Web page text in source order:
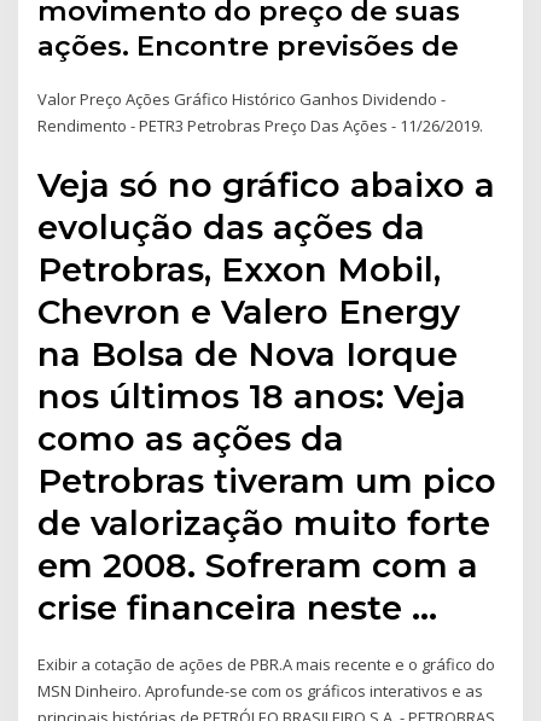
movimento do preço de suas
ações. Encontre previsões de
Valor Preço Ações Gráfico Histórico Ganhos Dividendo -
Rendimento - PETR3 Petrobras Preço Das Ações - 11/26/2019.
Veja só no gráfico abaixo a
evolução das ações da
Petrobras, Exxon Mobil,
Chevron e Valero Energy
na Bolsa de Nova Iorque
nos últimos 18 anos: Veja
como as ações da
Petrobras tiveram um pico
de valorização muito forte
em 2008. Sofreram com a
crise financeira neste …
Exibir a cotação de ações de PBR.A mais recente e o gráfico do
MSN Dinheiro. Aprofunde-se com os gráficos interativos e as